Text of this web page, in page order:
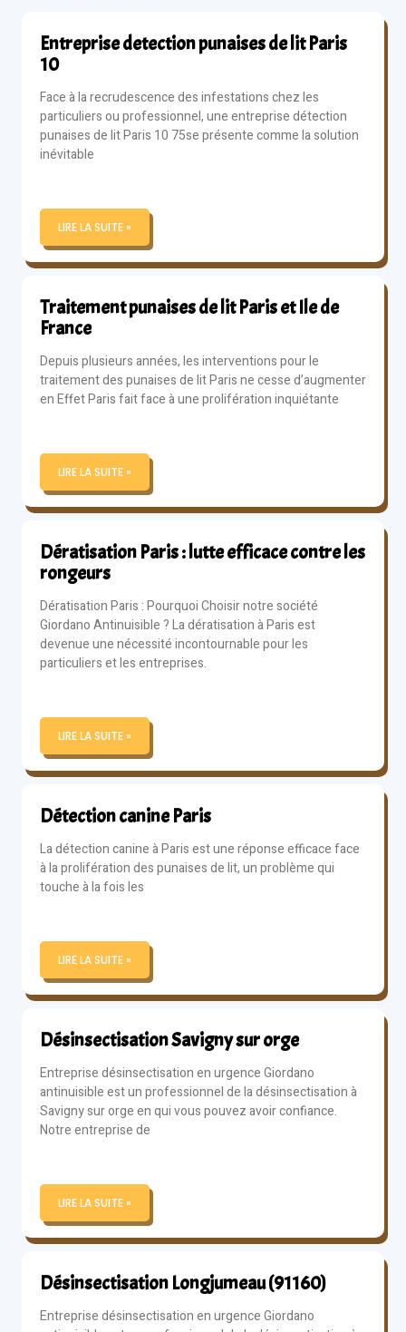
Entreprise detection punaises de lit Paris
10
Face à la recrudescence des infestations chez les
particuliers ou professionnel, une entreprise détection
punaises de lit Paris 10 75se présente comme la solution
inévitable
LIRE LA SUITE »
Traitement punaises de lit Paris et Ile de
France
Depuis plusieurs années, les interventions pour le
traitement des punaises de lit Paris ne cesse d’augmenter
en Effet Paris fait face à une prolifération inquiétante
LIRE LA SUITE »
Dératisation Paris : lutte efficace contre les
rongeurs
Dératisation Paris : Pourquoi Choisir notre société
Giordano Antinuisible ? La dératisation à Paris est
devenue une nécessité incontournable pour les
particuliers et les entreprises.
LIRE LA SUITE »
Détection canine Paris
La détection canine à Paris est une réponse efficace face
à la prolifération des punaises de lit, un problème qui
touche à la fois les
LIRE LA SUITE »
Désinsectisation Savigny sur orge
Entreprise désinsectisation en urgence Giordano
antinuisible est un professionnel de la désinsectisation à
Savigny sur orge en qui vous pouvez avoir confiance.
Notre entreprise de
LIRE LA SUITE »
Désinsectisation Longjumeau (91160)
Entreprise désinsectisation en urgence Giordano